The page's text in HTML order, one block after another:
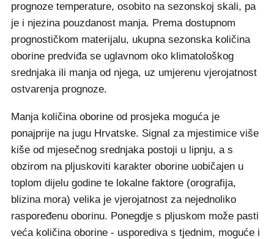
prognoze temperature, osobito na sezonskoj skali, pa
je i njezina pouzdanost manja. Prema dostupnom
prognostičkom materijalu, ukupna sezonska količina
oborine predviđa se uglavnom oko klimatološkog
srednjaka ili manja od njega, uz umjerenu vjerojatnost
ostvarenja prognoze.
Manja količina oborine od prosjeka moguća je
ponajprije na jugu Hrvatske. Signal za mjestimice više
kiše od mjesečnog srednjaka postoji u lipnju, a s
obzirom na pljuskoviti karakter oborine uobičajen u
toplom dijelu godine te lokalne faktore (orografija,
blizina mora) velika je vjerojatnost za nejednoliko
raspoređenu oborinu. Ponegdje s pljuskom može pasti
veća količina oborine - usporediva s tjednim, moguće i